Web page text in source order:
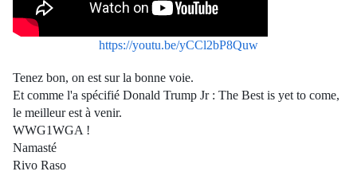
https://youtu.be/yCCl2bP8Quw
Tenez bon, on est sur la bonne voie.
Et comme l'a spécifié Donald Trump Jr : The Best is yet to come,
le meilleur est à venir.
WWG1WGA !
Namasté
Rivo Raso